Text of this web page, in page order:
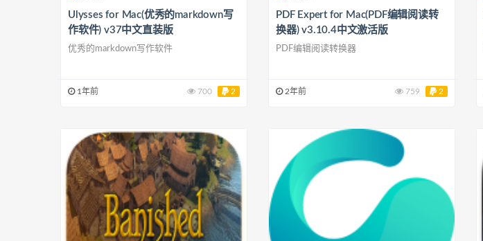
Ulysses for Mac(优秀的markdown写
作软件) v37中文直装版
优秀的markdown写作软件
1年前 700 2
PDF Expert for Mac(PDF编辑阅读转
换器) v3.10.4中文激活版
PDF编辑阅读转换器
2年前 759 2